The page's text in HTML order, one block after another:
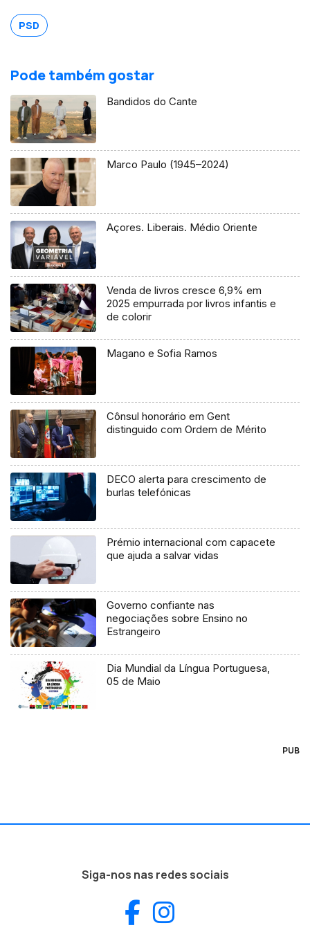
PSD
Pode também gostar
Bandidos do Cante
Marco Paulo (1945–2024)
Açores. Liberais. Médio Oriente
Venda de livros cresce 6,9% em
2025 empurrada por livros infantis e
de colorir
Magano e Sofia Ramos
Cônsul honorário em Gent
distinguido com Ordem de Mérito
DECO alerta para crescimento de
burlas telefónicas
Prémio internacional com capacete
que ajuda a salvar vidas
Governo confiante nas
negociações sobre Ensino no
Estrangeiro
Dia Mundial da Língua Portuguesa,
05 de Maio
PUB
Siga-nos nas redes sociais
Facebook